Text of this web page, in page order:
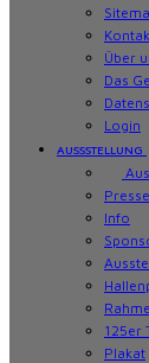
Über
Das
Login
AUSSSTELLUNG
Info
125er
Plakat